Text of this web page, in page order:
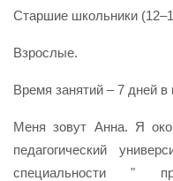
Старшие школьники
Взрослые.
Время занятий – 7 дней
Меня зовут Анна. Я
педагогический
специальности "